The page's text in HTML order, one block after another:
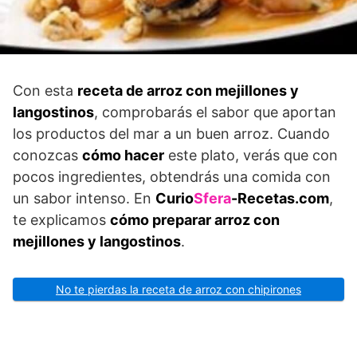
Con esta receta de arroz con mejillones y
langostinos, comprobarás el sabor que aportan
los productos del mar a un buen arroz. Cuando
conozcas cómo hacer este plato, verás que con
pocos ingredientes, obtendrás una comida con
un sabor intenso. En CurioSfera-Recetas.com,
te explicamos cómo preparar arroz con
mejillones y langostinos.
No te pierdas la receta de arroz con chipirones